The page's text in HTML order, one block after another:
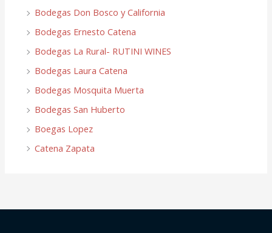
Bodegas Don Bosco y California
Bodegas Ernesto Catena
Bodegas La Rural- RUTINI WINES
Bodegas Laura Catena
Bodegas Mosquita Muerta
Bodegas San Huberto
Boegas Lopez
Catena Zapata